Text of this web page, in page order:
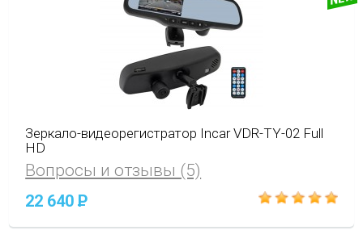
Зеркало-видеорегистратор Incar VDR-TY-02 Full
HD
Вопросы и отзывы (5)
22 640P